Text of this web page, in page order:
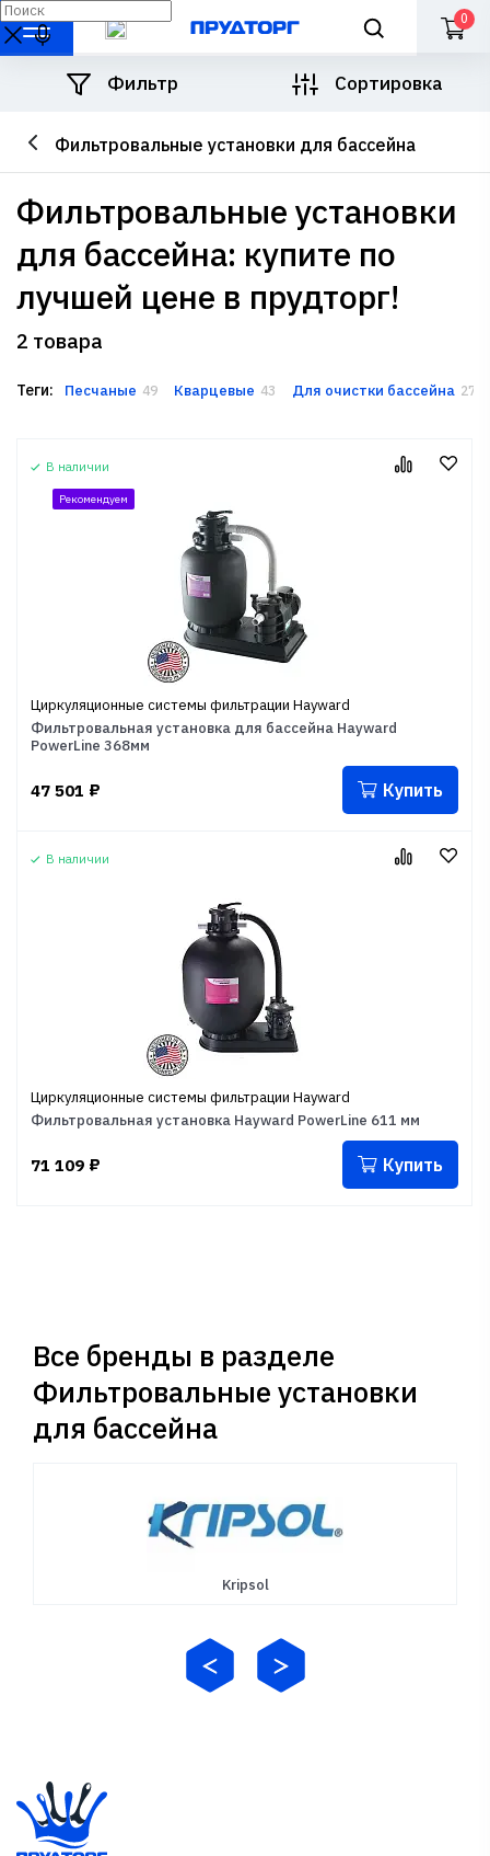
0
Фильтровальные установки для бассейна
Фильтр Сортировка
фильтровальные установки
для бассейна: купите по
лучшей цене в прудторг!
2 товара
Теги: Песчаные 49 Кварцевые 43 Для очистки бассейна 27
В наличии
Рекомендуем
Циркуляционные системы фильтрации Hayward
Фильтровальная установка для бассейна Hayward
PowerLine 368мм
47 501 ₽ Купить
В наличии
Циркуляционные системы фильтрации Hayward
Фильтровальная установка Hayward PowerLine 611 мм
71 109 ₽ Купить
Все бренды в разделе
Фильтровальные установки
для бассейна
Kripsol